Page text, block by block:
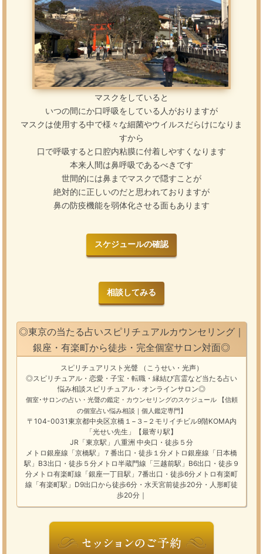
マスクをしていると
いつの間にか口呼吸をしている人がおりますが
マスクは使用する中で様々な細菌やウイルスだらけになりま
すから
口で呼吸すると口腔内粘膜に付着しやすくなります
本来人間は鼻呼吸であるべきです
世間的には鼻までマスクで隠すことが
絶対的に正しいのだと思われておりますが
鼻の防疫機能を弱体化させる面もあります
スケジュールの確認
相談してみる
◎東京の当たる占いスピリチュアルカウンセリング｜
銀座・有楽町から徒歩・完全個室サロン対面◎
スピリチュアリスト光聲（こうせい・光声）
◎スピリチュアル・恋愛・子宝・転職・縁結び言霊など当たる占い
悩み相談スピリチュアル・オンラインサロン◎
個室･サロンの占い・光聲の鑑定・カウンセリングのスケジュール
【信頼
の個室占い悩み相談｜個人鑑定専門】
〒104-0031東京都中央区京橋１−３−２モリイチビル9階KOMA内
「光せい先生」【最寄り駅】
JR「東京駅」八重洲 中央口・徒歩５分
メトロ銀座線「京橋駅」７番出口・徒歩１分メトロ銀座線「日本橋
駅」B3出口・徒歩５分メトロ半蔵門線「三越前駅」B6出口・徒歩９
分メトロ有楽町線「銀座一丁目駅」7番出口・徒歩6分メトロ有楽町
線「有楽町駅」D9出口から徒歩6分・水天宮前徒歩20分・人形町徒
歩20分｜